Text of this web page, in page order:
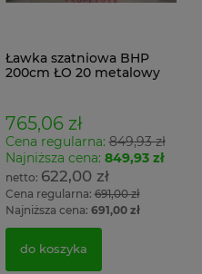
Ławka szatniowa BHP
200cm ŁO 20 metalowy
765,06 zł
Cena regularna:849,93 zł
Najniższa cena: 849,93 zł
622,00 zł
Cena regularna:691,00 zł
Najniższa cena: 691,00 zł
do koszyka